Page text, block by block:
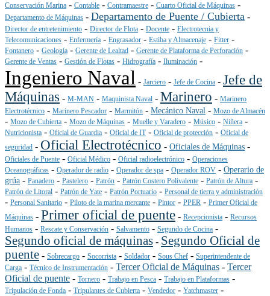
Conservación Marina - Contable - Contramaestre - Cuarto Oficial de Máquinas -
Departamento de Máquinas - Departamento de Puente / Cubierta -
Director de entretenimiento - Director de Flota - Docente - Electrotecnia y
Telecomunicaciones - Enfermería - Engrasador - Estiba y Almacenaje - Fitter -
Fontanero - Geología - Gerente de Lealtad - Gerente de Plataforma de Perforación -
Gerente de Ventas - Gestión de Flotas - Hidrografía - Iluminación -
Ingeniero Naval - Jarciero - Jefe de Cocina - Jefe de
Máquinas - M-MAN - Maquinista Naval - Marinero - Marinero
Electrotécnico - Marinero Pescador - Marmitón - Mecánico Naval - Mozo de Almacén
- Mozo de Cubierta - Mozo de Máquinas - Muelle y Varadero - Músico - Niñera -
Nutricionista - Oficial de Guardia - Oficial de IT- Oficial de protección - Oficial de
seguridad - Oficial Electrotécnico - Oficiales de Máquinas -
Oficiales de Puente - Oficial Médico - Oficial radioelectrónico - Operaciones
Oceanográficas - Operador de radio - Operador de spa - Operador ROV - Operario de
grúa - Panadero - Pastelero - Patrón - Patrón Costero Polivalente - Patrón de Altura -
Patrón de Litoral - Patrón de Yate - Patrón Portuario - Personal de tierra y administración
- Personal Sanitario - Piloto de la marina mercante - Pintor - PPER - Primer Oficial de
Máquinas - Primer oficial de puente - Recepcionista - Recursos
Humanos - Rescate y Conservación - Salvamento - Segundo de Cocina -
Segundo oficial de máquinas - Segundo Oficial de
puente - Sobrecargo - Socorrista - Soldador - Sous Chef - Superintendente de
Carga - Técnico de Instrumentación - Tercer Oficial de Máquinas - Tercer
Oficial de puente - Tornero - Trabajo en Pesca - Trabajo en Plataformas -
Tripulación de Fonda - Tripulantes de Cubierta - Vendedor - Yatchmaster -